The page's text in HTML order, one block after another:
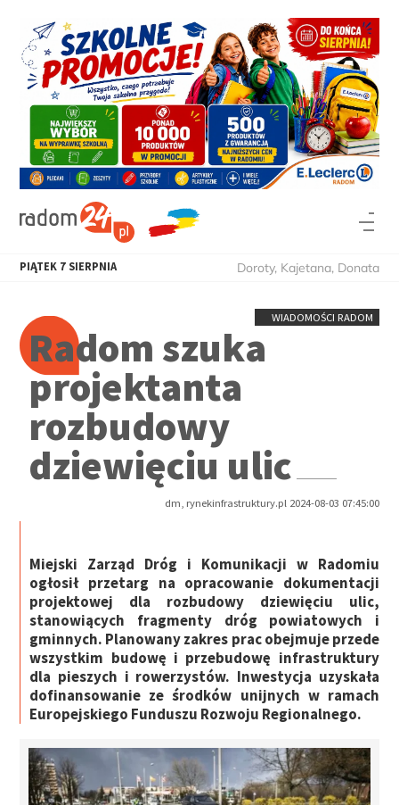
PIĄTEK 7 SIERPNIA Doroty, Kajetana, Donata
WIADOMOŚCI RADOM
Radom szuka
projektanta
rozbudowy
dziewięciu ulic
dm, rynekinfrastruktury.pl 2024-08-03 07:45:00
Miejski Zarząd Dróg i Komunikacji w Radomiu
ogłosił przetarg na opracowanie dokumentacji
projektowej dla rozbudowy dziewięciu ulic,
stanowiących fragmenty dróg powiatowych i
gminnych. Planowany zakres prac obejmuje przede
wszystkim budowę i przebudowę infrastruktury
dla pieszych i rowerzystów. Inwestycja uzyskała
dofinansowanie ze środków unijnych w ramach
Europejskiego Funduszu Rozwoju Regionalnego.